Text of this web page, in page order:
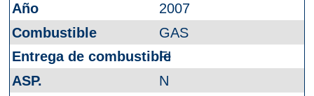
2007
GAS
FI
N